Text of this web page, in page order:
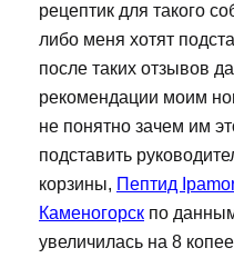
рецептик для такого
либо меня хотят
после таких отзывов
рекомендации моим
не понятно зачем им
подставить
корзины, Пептид
Каменогорск по
увеличилась на 8